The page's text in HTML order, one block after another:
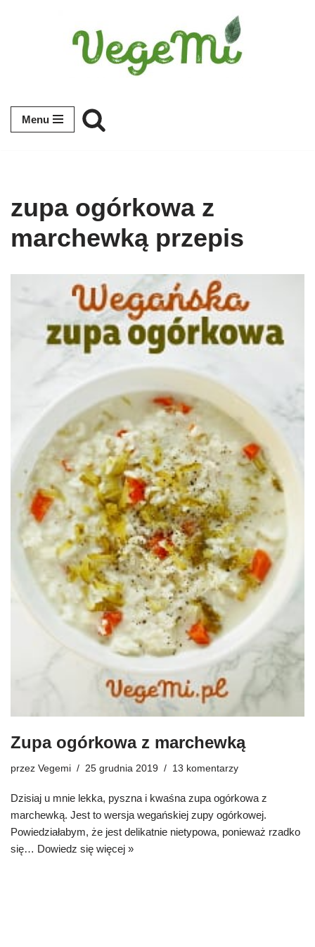
Menu
zupa ogórkowa z
marchewką przepis
Zupa ogórkowa z marchewką
przez Vegemi 25 grudnia 2019 13 komentarzy
Dzisiaj u mnie lekka, pyszna i kwaśna zupa ogórkowa z
marchewką. Jest to wersja wegańskiej zupy ogórkowej.
Powiedziałabym, że jest delikatnie nietypowa, ponieważ rzadko
się… Dowiedz się więcej »